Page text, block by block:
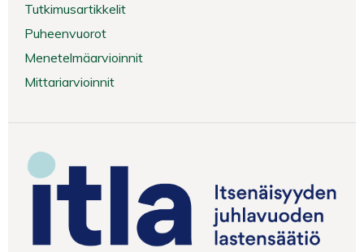
Tutkimusartikkelit
Puheenvuorot
Menetelmäarvioinnit
Mittariarvioinnit